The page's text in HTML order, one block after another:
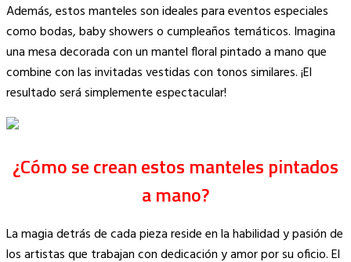
Además, estos manteles son ideales para eventos especiales
como bodas, baby showers o cumpleaños temáticos. Imagina
una mesa decorada con un mantel floral pintado a mano que
combine con las invitadas vestidas con tonos similares. ¡El
resultado será simplemente espectacular!
¿Cómo se crean estos manteles pintados
a mano?
La magia detrás de cada pieza reside en la habilidad y pasión de
los artistas que trabajan con dedicación y amor por su oficio. El